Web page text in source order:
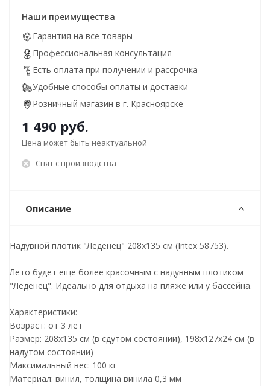
Наши преимущества
Гарантия на все товары
Профессиональная консультация
Есть оплата при получении и рассрочка
Удобные способы оплаты и доставки
Розничный магазин в г. Красноярске
1 490 руб.
Цена может быть неактуальной
Снят с производства
Описание
Надувной плотик "Леденец" 208х135 см (Intex 58753).
Лето будет еще более красочным с надувным плотиком
"Леденец". Идеально для отдыха на пляже или у бассейна.
Характеристики:
Возраст: от 3 лет
Размер: 208х135 см (в сдутом состоянии), 198х127х24 см (в
надутом состоянии)
Максимальный вес: 100 кг
Материал: винил, толщина винила 0,3 мм